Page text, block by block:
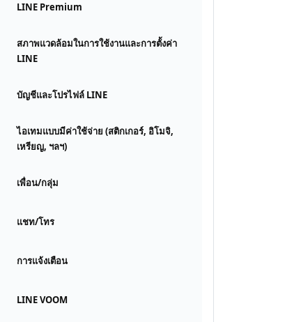
LINE Premium
สภาพแวดล้อมในการใช้งานและการตั้งค่า
LINE
บัญชีและโปรไฟล์ LINE
ไอเทมแบบมีค่าใช้จ่าย (สติกเกอร์, อิโมจิ,
เหรียญ, ฯลฯ)
เพื่อน/กลุ่ม
แชท/โทร
การแจ้งเตือน
LINE VOOM